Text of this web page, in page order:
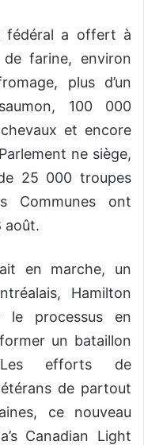
fédéral a offert à
farine, environ
plus d’un
100 000
et encore
ne siège,
25 000 troupes
Communes ont
août.
en marche, un
Hamilton
le processus en
un bataillon
Les efforts de
de partout
ce nouveau
Canadian Light